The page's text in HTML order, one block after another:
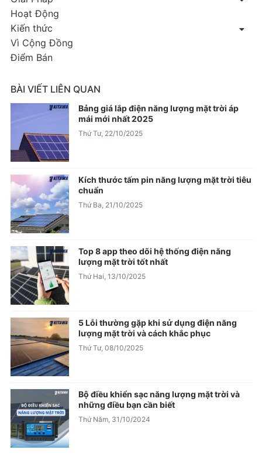
Hoạt Động
Kiến thức
Vì Cộng Đồng
Điểm Bán
BÀI VIẾT LIÊN QUAN
Bảng giá lắp điện năng lượng mặt trời áp
mái mới nhất 2025
Thứ Tư, 22/10/2025
Kích thước tấm pin năng lượng mặt trời tiêu
chuẩn
Thứ Ba, 21/10/2025
Top 8 app theo dõi hệ thống điện năng
lượng mặt trời tốt nhất
Thứ Hai, 13/10/2025
5 Lỗi thường gặp khi sử dụng điện năng
lượng mặt trời và cách khắc phục
Thứ Tư, 08/10/2025
Bộ điều khiển sạc năng lượng mặt trời và
những điều bạn cần biết
Thứ Năm, 31/10/2024